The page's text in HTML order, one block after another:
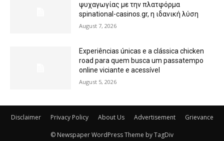
ψυχαγωγίας με την πλατφόρμα
spinational-casinos.gr, η ιδανική λύση
August 7, 2026
Experiências únicas e a clássica chicken
road para quem busca um passatempo
online viciante e acessível
August 5, 2026
Disclaimer Privacy Policy About Us Advertisement Grievance
© Newspaper WordPress Theme by TagDiv